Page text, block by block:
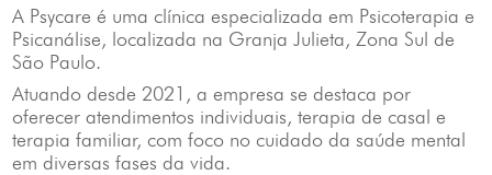
A Psycare é uma clínica especializada em Psicoterapia e
Psicanálise, localizada na Granja Julieta, Zona Sul de
São Paulo.
Atuando desde 2021, a empresa se destaca por
oferecer atendimentos individuais, terapia de casal e
terapia familiar, com foco no cuidado da saúde mental
em diversas fases da vida.